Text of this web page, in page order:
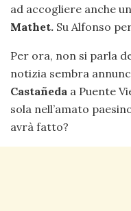
ad accogliere anche
Mathet. Su Alfonso
Per ora, non si parla
notizia sembra
Castañeda a Puente
sola nell’amato
avrà fatto?